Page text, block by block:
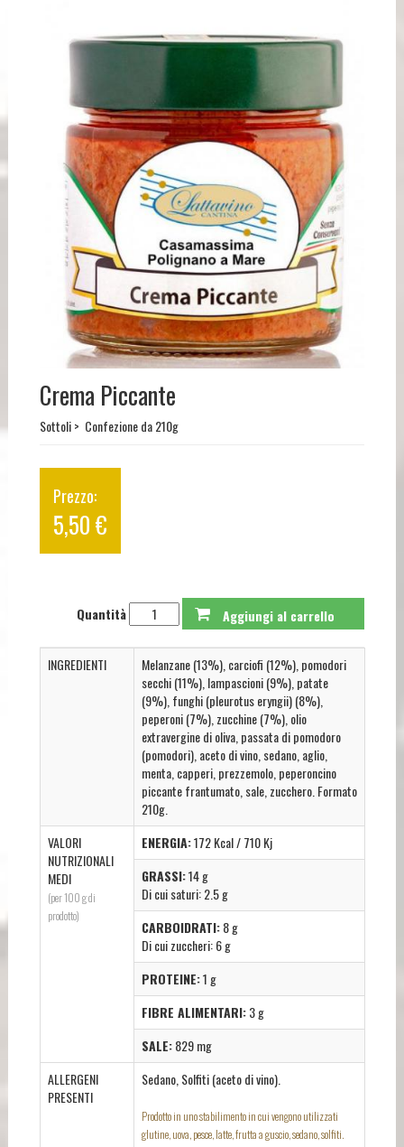
Crema Piccante
Sottoli Confezione da 210g
5,50 €
Quantità
INGREDIENTI
Melanzane (13%), carciofi (12%), pomodori
secchi (11%), lampascioni (9%), patate
(9%), funghi (pleurotus eryngii) (8%),
peperoni (7%), zucchine (7%), olio
extravergine di oliva, passata di pomodoro
(pomodori), aceto di vino, sedano, aglio,
menta, capperi, prezzemolo, peperoncino
piccante frantumato, sale, zucchero. Formato
210g.
VALORI
NUTRIZIONALI
MEDI
(per 100 g di
prodotto)
ENERGIA:172 Kcal / 710 Kj
GRASSI:14 g
Di cui saturi: 2.5 g
CARBOIDRATI:8 g
Di cui zuccheri: 6 g
PROTEINE:1 g
FIBRE ALIMENTARI:3 g
SALE:829 mg
ALLERGENI
PRESENTI
Sedano, Solfiti (aceto di vino).
Prodotto in uno stabilimento in cui vengono utilizzati
glutine, uova, pesce, latte, frutta a guscio, sedano, solfiti.